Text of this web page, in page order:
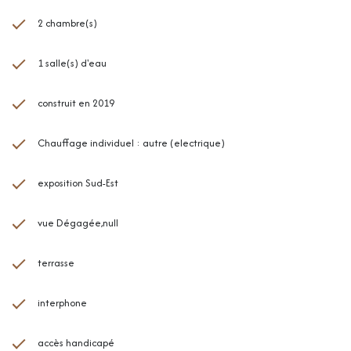
2 chambre(s)
1 salle(s) d'eau
construit en 2019
Chauffage individuel : autre (electrique)
exposition Sud-Est
vue Dégagée,null
terrasse
interphone
accès handicapé